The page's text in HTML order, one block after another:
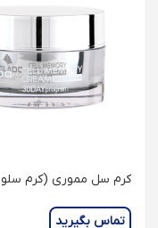
کرم سل مموری (کرم
تماس بگیرید